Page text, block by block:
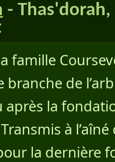
-
famille
branche de
après la
à
la dernière